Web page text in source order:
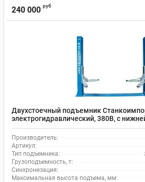
240 000 руб
Двухстоечный подъемник
электрогидравлический, 380В, с
110-1800 мм
Производитель:
Артикул:
Тип подъемника:
Грузоподъемность, т:
Синхронизация:
Максимальная высота подъема, мм: